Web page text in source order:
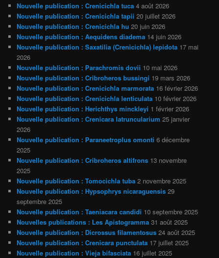
Nouvelle publication : Crenicichla tuca 4 août 2026
Nouvelle publication : Crenicichla tapii 20 juillet 2026
Nouvelle publication : Crenicichla hu 20 juin 2026
Nouvelle publication : Aequidens diadema 14 juin 2026
Nouvelle publication : Saxatilia (Crenicichla) lepidota 17 mai
2026
Nouvelle publication : Parachromis dovii 10 mai 2026
Nouvelle publication : Cribroheros bussingi 19 mars 2026
Nouvelle publication : Crenicichla marmorata 16 février 2026
Nouvelle publication : Crenicichla lenticulata 10 février 2026
Nouvelle publication : Herichthys minckleyi 1 février 2026
Nouvelle publication : Crenicara latruncularium 25 janvier
2026
Nouvelle publication : Paraneetroplus omonti 6 décembre
2025
Nouvelle publication : Cribroheros altifrons 13 novembre
2025
Nouvelle publication : Tomocichla tuba 2 novembre 2025
Nouvelle publication : Hypsophrys nicaraguensis 29
septembre 2025
Nouvelle publication : Taeniacara candidi 10 septembre 2025
Nouvelles publications : Les Apistogramma 31 août 2025
Nouvelle publication : Dicrossus filamentosus 24 août 2025
Nouvelle publication : Crenicara punctulata 17 juillet 2025
Nouvelle publication : Vieja bifasciata 16 juillet 2025